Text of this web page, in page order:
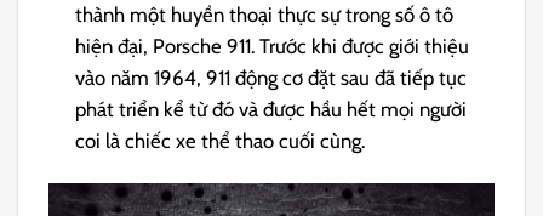
thành một huyền thoại thực sự trong số ô tô
hiện đại, Porsche 911. Trước khi được giới thiệu
vào năm 1964, 911 động cơ đặt sau đã tiếp tục
phát triển kể từ đó và được hầu hết mọi người
coi là chiếc xe thể thao cuối cùng.